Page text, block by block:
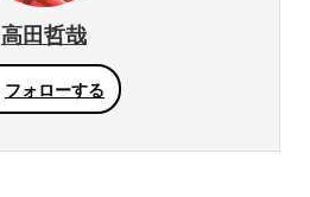
高田哲哉
フォローする